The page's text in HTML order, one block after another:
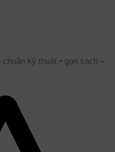
kỹ thuật • gọn sạch –